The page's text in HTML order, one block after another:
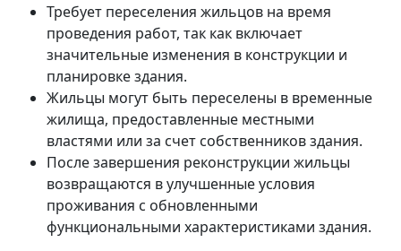
Требует переселения жильцов на время
проведения работ, так как включает
значительные изменения в конструкции и
планировке здания.
Жильцы могут быть переселены в временные
жилища, предоставленные местными
властями или за счет собственников здания.
После завершения реконструкции жильцы
возвращаются в улучшенные условия
проживания с обновленными
функциональными характеристиками здания.